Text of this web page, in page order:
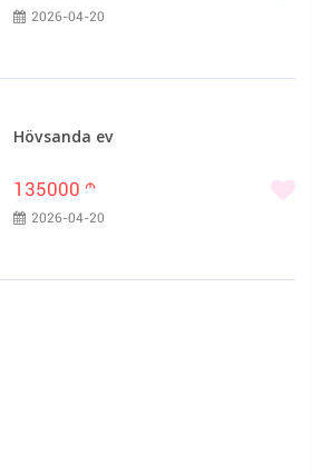
2026-04-20
Hövsanda ev
135000 m
2026-04-20